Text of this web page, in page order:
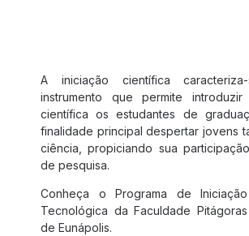
A iniciação científica
instrumento que permite
científica os estudantes de
finalidade principal despertar jovens
ciência, propiciando sua
de pesquisa.
Conheça o Programa de
Tecnológica da Faculdade
de Eunápolis.